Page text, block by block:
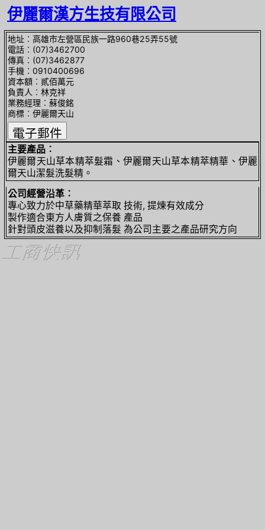
伊麗爾漢方生技有限公司
地址︰高雄市左營區民族一路960巷25弄55號
電話︰(07)3462700
傳真︰(07)3462877
手機︰0910400696
資本額︰貳佰萬元
負責人︰林克祥
業務經理︰蘇俊銘
商標︰伊麗爾天山
主要產品︰
伊麗爾天山草本精萃髮霜、伊麗爾天山草本精萃精華、伊麗
爾天山潔髮洗髮精。
公司經營沿革︰
專心致力於中草藥精華萃取 技術, 提煉有效成分
製作適合東方人膚質之保養 產品
針對頭皮滋養以及抑制落髮 為公司主要之產品研究方向